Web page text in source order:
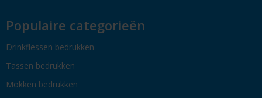
Populaire categorieën
Drinkflessen bedrukken
Tassen bedrukken
Mokken bedrukken